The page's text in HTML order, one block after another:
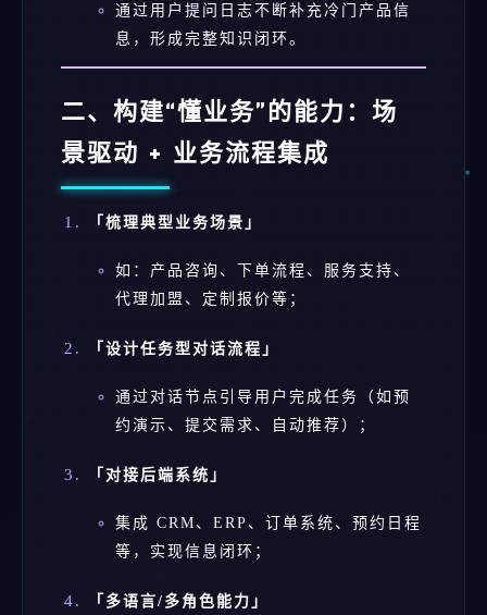
通过用户提问日志不断补充冷门产品信
息，形成完整知识闭环。
二、构建“懂业务”的能力：场
景驱动 + 业务流程集成
「梳理典型业务场景」
如：产品咨询、下单流程、服务支持、
代理加盟、定制报价等；
「设计任务型对话流程」
通过对话节点引导用户完成任务（如预
约演示、提交需求、自动推荐）；
「对接后端系统」
集成 CRM、ERP、订单系统、预约日程
等，实现信息闭环；
「多语言/多角色能力」